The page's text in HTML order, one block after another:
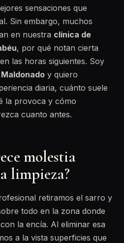
sensaciones que
Sin embargo, muchos
en nuestra clínica de
, por qué notan cierta
las horas siguientes. Soy
y quiero
diaria, cuánto suele
la provoca y cómo
cuanto antes.
molestia
limpieza?
retiramos el sarro y
todo en la zona donde
la encía. Al eliminar esa
a la vista superficies que